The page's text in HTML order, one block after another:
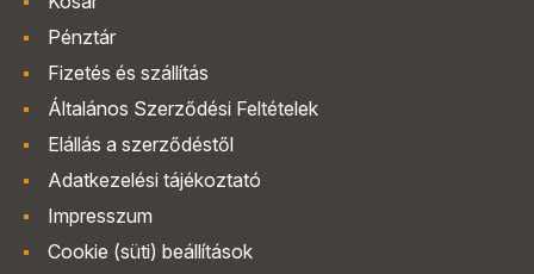
Pénztár
Fizetés és szállítás
Általános Szerződési Feltételek
Elállás a szerződéstől
Adatkezelési tájékoztató
Impresszum
Cookie (süti) beállítások